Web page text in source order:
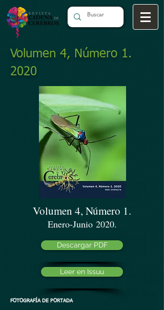
Volumen 4, Número 1.
2020
Volumen 4, Número 1.
Enero-Junio 2020.
Descargar PDF
Leer en Issuu
FOTOGRAFÍA DE PORTADA